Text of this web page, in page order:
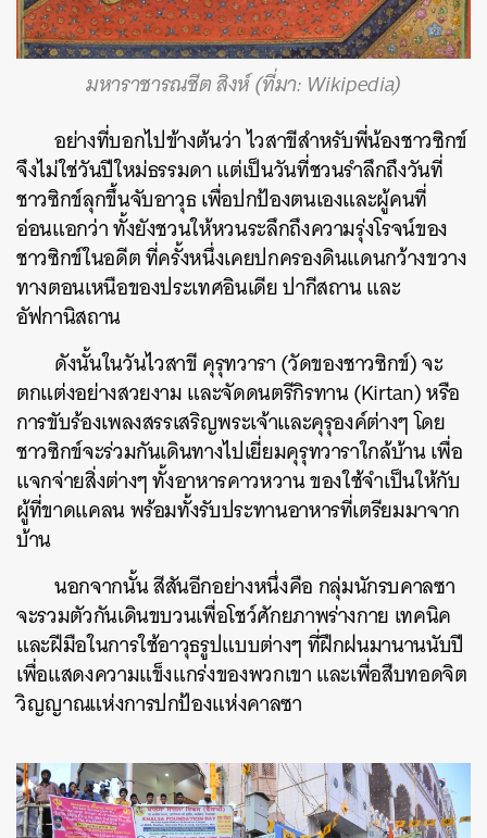
มหาราชารณชีต สิงห์ (ที่มา: Wikipedia)
อย่างที่บอกไปข้างต้นว่า ไวสาขีสำหรับพี่น้องชาวซิกข์
จึงไม่ใช่วันปีใหม่ธรรมดา แต่เป็นวันที่ชวนรำลึกถึงวันที่
ชาวซิกข์ลุกขึ้นจับอาวุธ เพื่อปกป้องตนเองและผู้คนที่
อ่อนแอกว่า ทั้งยังชวนให้หวนระลึกถึงความรุ่งโรจน์ของ
ชาวซิกข์ในอดีต ที่ครั้งหนึ่งเคยปกครองดินแดนกว้างขวาง
ทางตอนเหนือของประเทศอินเดีย ปากีสถาน และ
อัฟกานิสถาน
ดังนั้นในวันไวสาขี คุรุทวารา (วัดของชาวซิกข์) จะ
ตกแต่งอย่างสวยงาม และจัดดนตรีกิรทาน (Kirtan) หรือ
การขับร้องเพลงสรรเสริญพระเจ้าและคุรุองค์ต่างๆ โดย
ชาวซิกข์จะร่วมกันเดินทางไปเยี่ยมคุรุทวาราใกล้บ้าน เพื่อ
แจกจ่ายสิ่งต่างๆ ทั้งอาหารคาวหวาน ของใช้จำเป็นให้กับ
ผู้ที่ขาดแคลน พร้อมทั้งรับประทานอาหารที่เตรียมมาจาก
บ้าน
นอกจากนั้น สีสันอีกอย่างหนึ่งคือ กลุ่มนักรบคาลซา
จะรวมตัวกันเดินขบวนเพื่อโชว์ศักยภาพร่างกาย เทคนิค
และฝีมือในการใช้อาวุธรูปแบบต่างๆ ที่ฝึกฝนมานานนับปี
เพื่อแสดงความแข็งแกร่งของพวกเขา และเพื่อสืบทอดจิต
วิญญาณแห่งการปกป้องแห่งคาลซา